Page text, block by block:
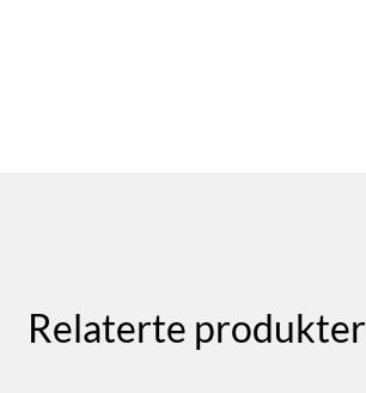
Relaterte produkter